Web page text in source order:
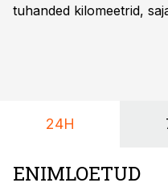
tuhanded kilomeetrid,
24H
ENIMLOETUD